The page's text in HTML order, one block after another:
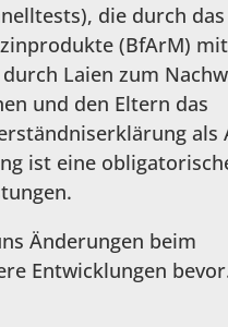
die durch das
(BfArM) mit
Laien zum
und den Eltern das
als
ist eine
Änderungen beim
Entwicklungen